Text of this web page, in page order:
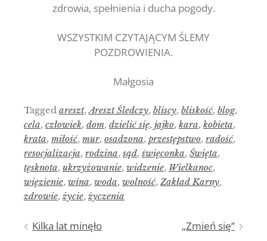
zdrowia, spełnienia i ducha pogody.
WSZYSTKIM CZYTAJĄCYM ŚLEMY
POZDROWIENIA.
Małgosia
Tagged areszt,Areszt Śledczy, bliscy, bliskość, blog,
cela, człowiek, dom, dzielić się, jajko, kara, kobieta,
krata, miłość, mur, osadzona, przestępstwo, radość,
resocjalizacja, rodzina, sąd, święconka, Święta,
tęsknota, ukrzyżowanie, widzenie, Wielkanoc,
więzienie, wina, woda, wolność, Zakład Karny,
zdrowie, życie, życzenia
Nawigacja
Kilka lat minęło „Zmień się”